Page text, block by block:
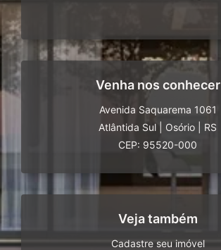
Venha nos conhecer
Avenida Saquarema 1061
Atlântida Sul
Osório
RS
CEP: 95520-000
Veja também
Cadastre seu imóvel